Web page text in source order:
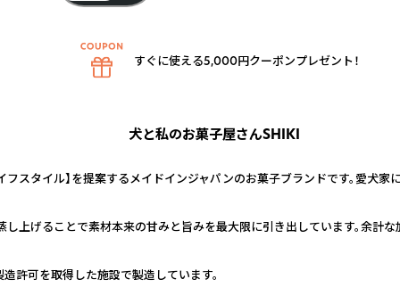
犬と私のお菓子屋さんSHIKI
スタイル】を提案するメイドインジャパンのお菓子ブランドです。愛犬家
上げることで素材本来の甘みと旨みを最大限に引き出しています。余計な
許可を取得した施設で製造しています。
すぐに使える5,000円クーポンプレゼント！